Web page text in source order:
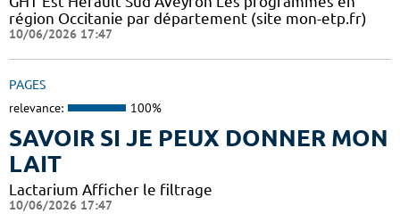
région Occitanie par département (site mon-etp.fr)
10/06/2026 17:47
PAGES
relevance: 100%
SAVOIR SI JE PEUX DONNER MON
LAIT
Lactarium Afficher le filtrage
10/06/2026 17:47